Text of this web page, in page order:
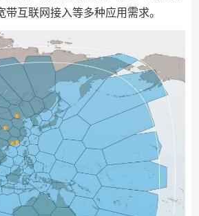
带互联网接入等多种应用需求。